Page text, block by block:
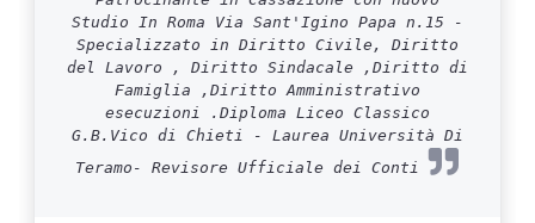
Studio In Roma Via Sant'Igino Papa n.15 -
Specializzato in Diritto Civile, Diritto
del Lavoro , Diritto Sindacale ,Diritto di
Famiglia ,Diritto Amministrativo
esecuzioni .Diploma Liceo Classico
G.B.Vico di Chieti - Laurea Università Di
Teramo- Revisore Ufficiale dei Conti